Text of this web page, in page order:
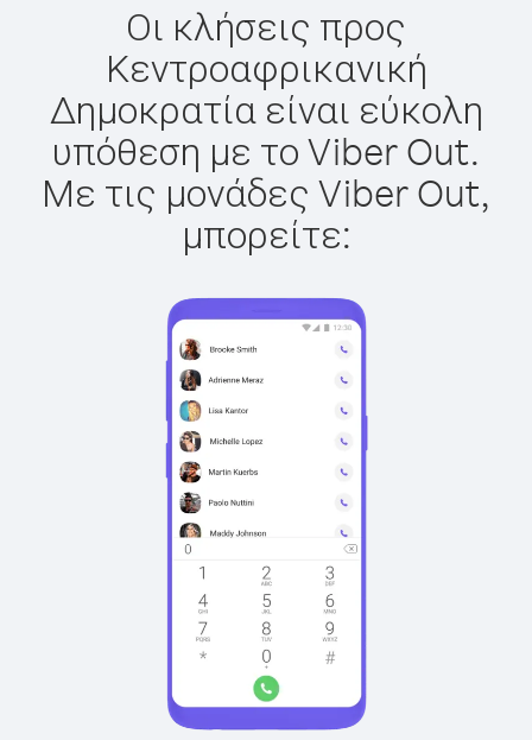
Οι κλήσεις προς
Κεντροαφρικανική
Δημοκρατία είναι εύκολη
υπόθεση με το Viber Out.
Με τις μονάδες Viber Out,
μπορείτε: